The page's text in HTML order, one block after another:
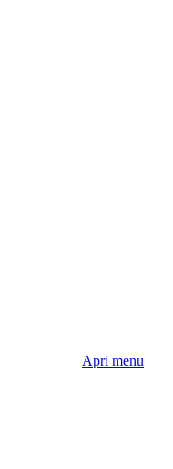
Apri menu